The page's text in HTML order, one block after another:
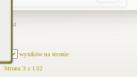
wyników na stronie
Strona 3 z 132